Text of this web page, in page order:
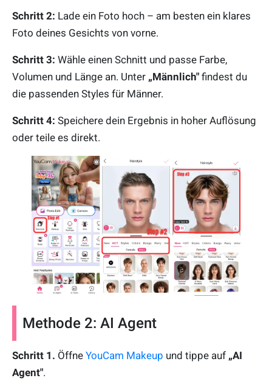
Schritt 2: Lade ein Foto hoch – am besten ein klares
Foto deines Gesichts von vorne.
Schritt 3: Wähle einen Schnitt und passe Farbe,
Volumen und Länge an. Unter „Männlich" findest du
die passenden Styles für Männer.
Schritt 4: Speichere dein Ergebnis in hoher Auflösung
oder teile es direkt.
Methode 2: AI Agent
Schritt 1. Öffne YouCam Makeup und tippe auf „AI
Agent".